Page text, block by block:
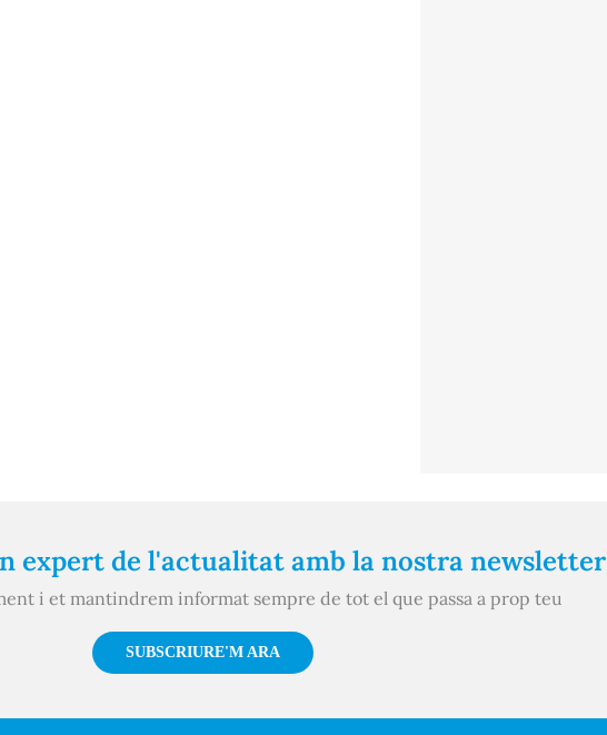
expert de l'actualitat amb la nostra newsletter
i et mantindrem informat sempre de tot el que passa a prop teu
SUBSCRIURE'M ARA